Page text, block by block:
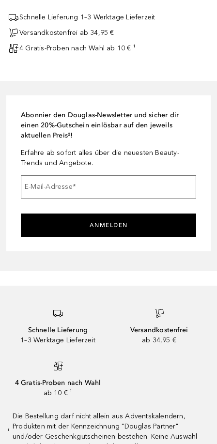
Schnelle Lieferung 1–3 Werktage Lieferzeit
Versandkostenfrei ab 34,95 €
4 Gratis-Proben nach Wahl ab 10 € ¹
Abonnier den Douglas-Newsletter und sicher dir
einen 20%-Gutschein einlösbar auf den jeweils
aktuellen Preis²!
Erfahre ab sofort alles über die neuesten Beauty-
Trends und Angebote.
E-Mail-Adresse*
ANMELDEN
Schnelle Lieferung
1–3 Werktage Lieferzeit
Versandkostenfrei
ab 34,95 €
4 Gratis-Proben nach Wahl
ab 10 € ¹
¹
Die Bestellung darf nicht allein aus Adventskalendern,
Produkten mit der Kennzeichnung "Douglas Partner"
und/oder Geschenkgutscheinen bestehen. Keine Auswahl